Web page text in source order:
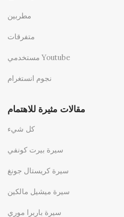
مطربين
متفرقات
مستخدمي Youtube
نجوم انستغرام
مقالات مثيرة للاهتمام
كل شيء
سيرة بيرت كونفي
سيرة كريستال جونغ
سيرة ميشيل مالكين
سيرة باربرا موري